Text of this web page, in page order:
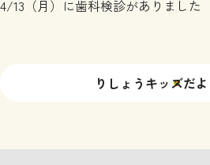
4/13（月）に歯科検診がありました
りしょうキッズだ